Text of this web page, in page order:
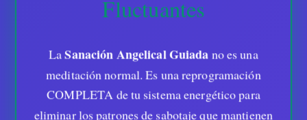
Fluctuantes
LaSanación Angelical Guiadano es una
meditación normal. Es una reprogramación
COMPLETA de tu sistema energético para